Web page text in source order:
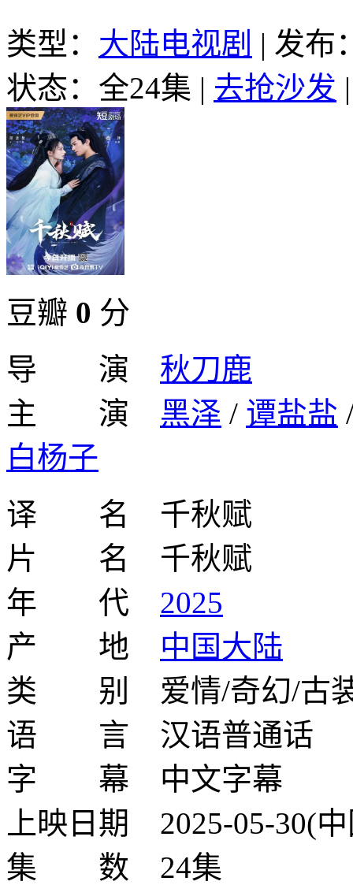
类型： 大陆电视剧 | 发布
状态：全24集 | 去抢沙发 |
豆瓣 0 分
导 演 秋刀鹿
主 演 黑泽 / 谭盐盐
白杨子
译 名 千秋赋
片 名 千秋赋
年 代 2025
产 地 中国大陆
类 别 爱情/奇幻/古
语 言 汉语普通话
字 幕 中文字幕
上映日期 2025-05-30(
集 数 24集